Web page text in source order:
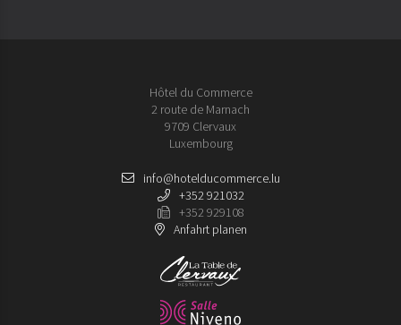
Hôtel du Commerce
2 route de Marnach
9709 Clervaux
Luxembourg
info@hotelducommerce.lu
+352 921032
+352 929108
Anfahrt planen